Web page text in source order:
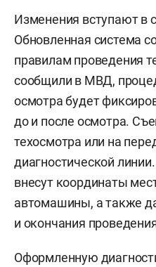
Изменения вступают в
Обновленная система
правилам проведения
сообщили в МВД,
осмотра будет
до и после осмотра.
техосмотра или на
диагностической
внесут координаты
автомашины, а также
и окончания
Оформленную